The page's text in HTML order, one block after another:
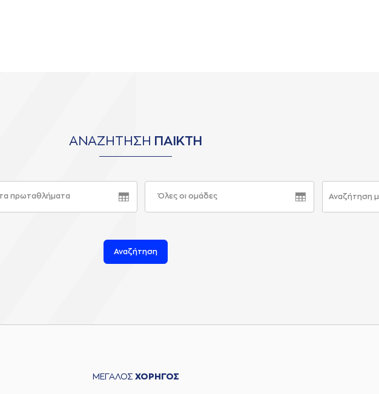
ΑΝΑΖΗΤΗΣΗ ΠΑΙΚΤΗ
πρωταθλήματα Όλες οι ομάδες
Αναζήτηση
ΜΕΓΑΛΟΣ ΧΟΡΗΓΟΣ